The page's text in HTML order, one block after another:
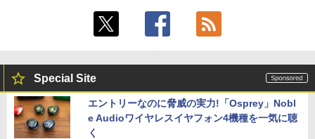
Special Site
エントリーなのに脅威の実力!「Osprey」Nobl
e Audioワイヤレスイヤフォン4機種を一気に聴
く